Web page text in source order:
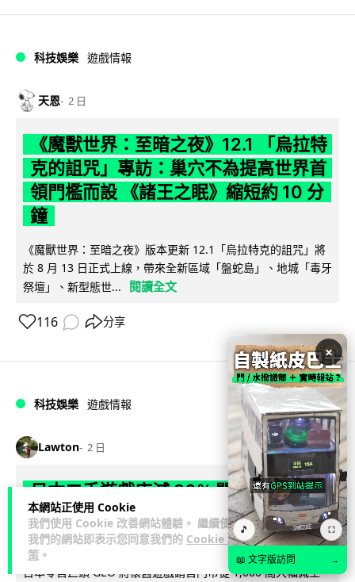
本網站正使用 Cookie
我們使用 Cookie 改善網站體驗。 繼續使用
我們的網站即表示您同意我們的 Cookie 政
策 。
科技娛樂 遊戲情報
天恩 2 日
《魔獸世界：至暗之夜》12.1 「烏拉特
克的詛咒」專訪：巢穴不為提高世界首
領門檻而設 《諸王之眠》縮短約 10 分
鐘
《魔獸世界：至暗之夜》版本更新 12.1「烏拉特克的詛咒」將
於 8 月 13 日正式上線，帶來全新區域「盤蛇島」、地城「毒牙
祭壇」、新型態世...
閱讀全文
116 分享
科技娛樂 遊戲情報
Lawton 2 日
日本二手遊戲店減 90% 門市 業績反增
四成 "懷舊"在 Z 世代變成最潮「新鮮
感」
日本零售巨頭 GEO 將懷舊遊戲銷售門市從 1,000 間大幅減至
×
🎵 ⛶
📖 文字版訪問 →